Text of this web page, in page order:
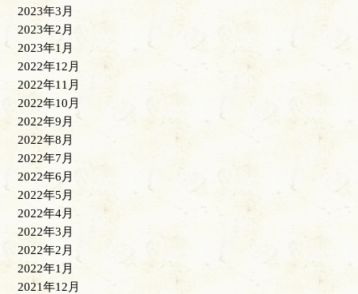
2023年3月
2023年2月
2023年1月
2022年12月
2022年11月
2022年10月
2022年9月
2022年8月
2022年7月
2022年6月
2022年5月
2022年4月
2022年3月
2022年2月
2022年1月
2021年12月